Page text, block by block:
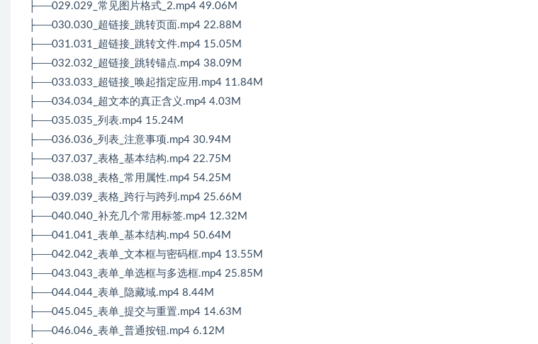
├──029.029_常见图片格式_2.mp4 49.06M
├──030.030_超链接_跳转页面.mp4 22.88M
├──031.031_超链接_跳转文件.mp4 15.05M
├──032.032_超链接_跳转锚点.mp4 38.09M
├──033.033_超链接_唤起指定应用.mp4 11.84M
├──034.034_超文本的真正含义.mp4 4.03M
├──035.035_列表.mp4 15.24M
├──036.036_列表_注意事项.mp4 30.94M
├──037.037_表格_基本结构.mp4 22.75M
├──038.038_表格_常用属性.mp4 54.25M
├──039.039_表格_跨行与跨列.mp4 25.66M
├──040.040_补充几个常用标签.mp4 12.32M
├──041.041_表单_基本结构.mp4 50.64M
├──042.042_表单_文本框与密码框.mp4 13.55M
├──043.043_表单_单选框与多选框.mp4 25.85M
├──044.044_表单_隐藏域.mp4 8.44M
├──045.045_表单_提交与重置.mp4 14.63M
├──046.046_表单_普通按钮.mp4 6.12M